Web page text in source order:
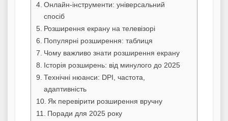
Онлайн-інструменти: універсальний
спосіб
Розширення екрану на телевізорі
Популярні розширення: таблиця
Чому важливо знати розширення екрану
Історія розширень: від минулого до 2025
Технічні нюанси: DPI, частота,
адаптивність
Як перевірити розширення вручну
Поради для 2025 року